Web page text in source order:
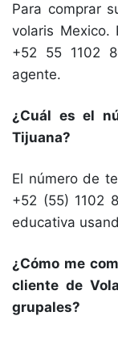
Para comprar
volaris Mexico.
+52 55 1102
agente.
¿Cuál es el
Tijuana?
El número de
+52 (55) 1102
educativa
¿Cómo me
cliente de
grupales?